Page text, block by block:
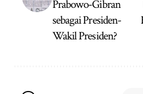
Prabowo-Gibran
sebagai Presiden-
Wakil Presiden?